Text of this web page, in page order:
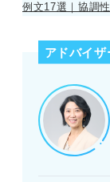
例文17選｜協調
アドバイザ